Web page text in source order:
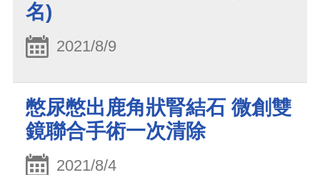
名)
2021/8/9
憋尿憋出鹿角狀腎結石 微創雙
鏡聯合手術一次清除
2021/8/4